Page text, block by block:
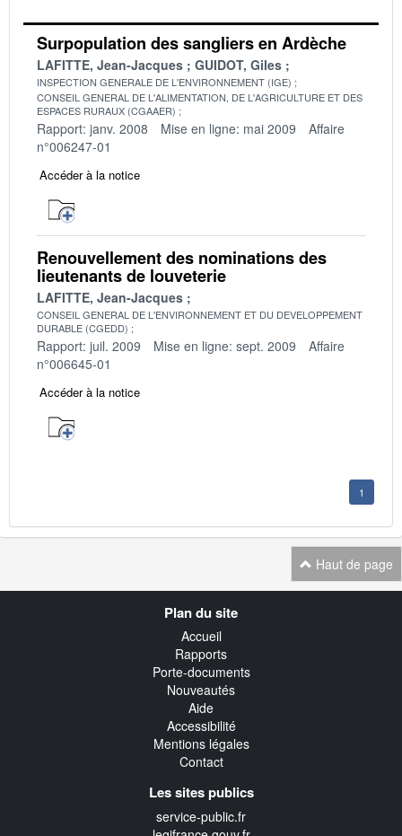
Surpopulation des sangliers en Ardèche
LAFITTE, Jean-Jacques GUIDOT, Giles
INSPECTION GENERALE DE L'ENVIRONNEMENT (IGE)
CONSEIL GENERAL DE L'ALIMENTATION, DE L'AGRICULTURE ET DES
ESPACES RURAUX (CGAAER)
Rapport: janv. 2008 Mise en ligne: mai 2009
Affaire
n°006247-01
Accéder à la notice
Renouvellement des nominations des
lieutenants de louveterie
LAFITTE, Jean-Jacques
CONSEIL GENERAL DE L'ENVIRONNEMENT ET DU DEVELOPPEMENT
DURABLE (CGEDD)
Rapport: juil. 2009 Mise en ligne: sept. 2009
Affaire
n°006645-01
Accéder à la notice
1
Haut de page
Plan du site
Accueil
Rapports
Porte-documents
Nouveautés
Aide
Accessibilité
Mentions légales
Contact
Les sites publics
service-public.fr